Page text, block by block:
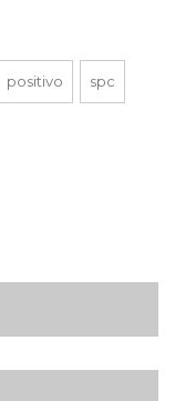
positivo spc